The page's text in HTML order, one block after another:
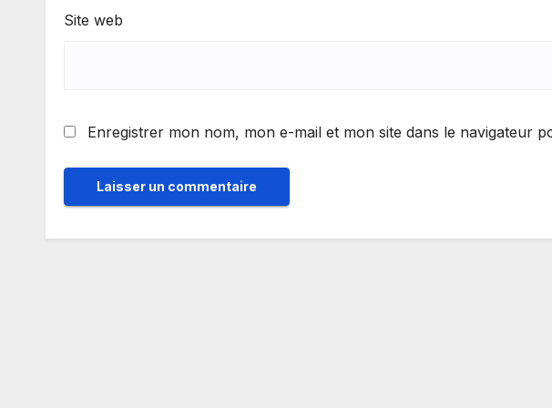
Site web
Enregistrer mon nom, mon e-mail et mon site dans le navigateur